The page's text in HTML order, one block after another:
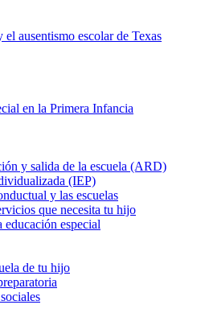
ausentismo escolar de Texas
en la Primera Infancia
y salida de la escuela (ARD)
(IEP)
y las escuelas
que necesita tu hijo
especial
de tu hijo